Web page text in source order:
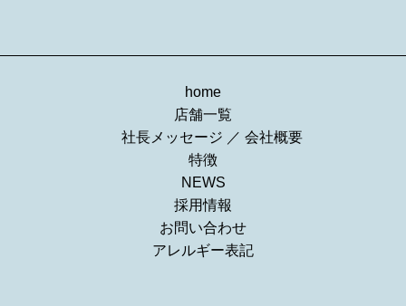
home
店舗一覧
社長メッセージ ／ 会社概要
特徴
NEWS
採用情報
お問い合わせ
アレルギー表記